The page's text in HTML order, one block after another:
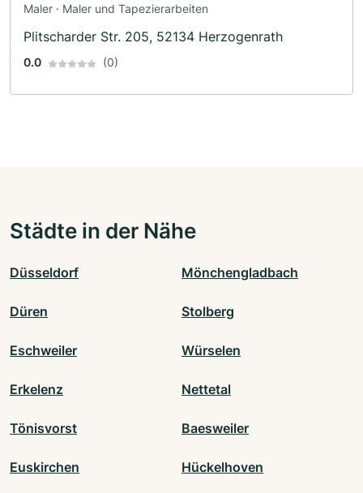
Maler · Maler und Tapezierarbeiten
Plitscharder Str. 205, 52134 Herzogenrath
0.0 (0)
Städte in der Nähe
Düsseldorf Mönchengladbach
Düren Stolberg
Eschweiler Würselen
Erkelenz Nettetal
Tönisvorst Baesweiler
Euskirchen Hückelhoven